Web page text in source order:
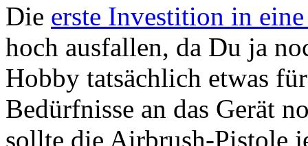
Die erste Investition in
hoch ausfallen, da Du ja
Hobby tatsächlich etwas
Bedürfnisse an das Gerät
sollte die Airbrush-Pistole